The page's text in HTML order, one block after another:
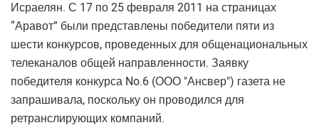
Исраелян. С 17 по 25 февраля 2011 на страницах
“Аравот” были представлены победители пяти из
шести конкурсов, проведенных для общенациональных
телеканалов общей направленности. Заявку
победителя конкурса No.6 (ООО "Ансвер") газета не
запрашивала, поскольку он проводился для
ретранслирующих компаний.